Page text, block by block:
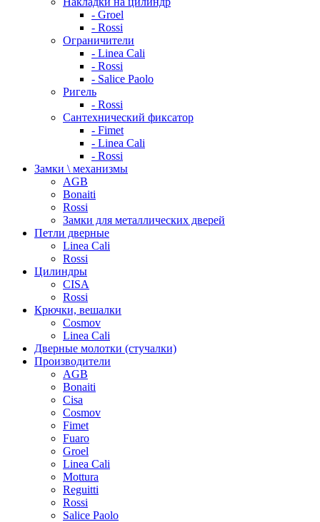
- Groel
- Rossi
Ограничители
- Linea Cali
- Rossi
- Salice Paolo
Ригель
- Rossi
Сантехнический фиксатор
- Fimet
- Linea Cali
- Rossi
Замки \ механизмы
AGB
Bonaiti
Rossi
Замки для металлических дверей
Петли дверные
Linea Cali
Rossi
Цилиндры
CISA
Rossi
Крючки, вешалки
Cosmov
Linea Cali
Дверные молотки (стучалки)
Производители
AGB
Bonaiti
Cisa
Cosmov
Fimet
Fuaro
Groel
Linea Cali
Mottura
Reguitti
Rossi
Salice Paolo